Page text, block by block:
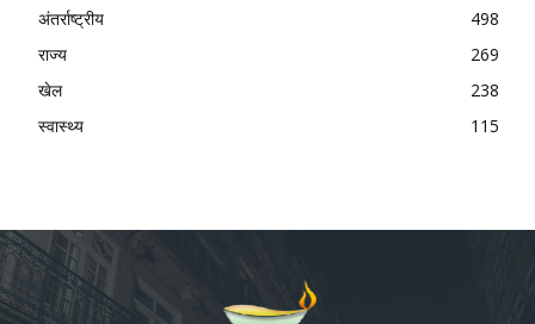
अंतर्राष्ट्रीय
498
राज्य
269
खेल
238
स्वास्थ्य
115